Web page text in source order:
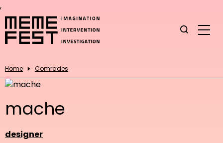
,
Home Comrades
mache
designer